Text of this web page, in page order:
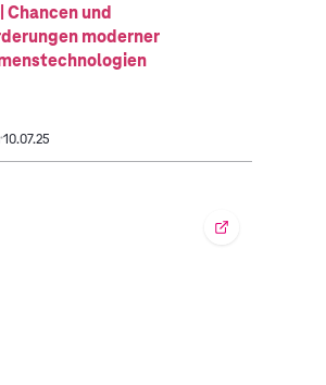
Chancen und
moderner
10.07.25